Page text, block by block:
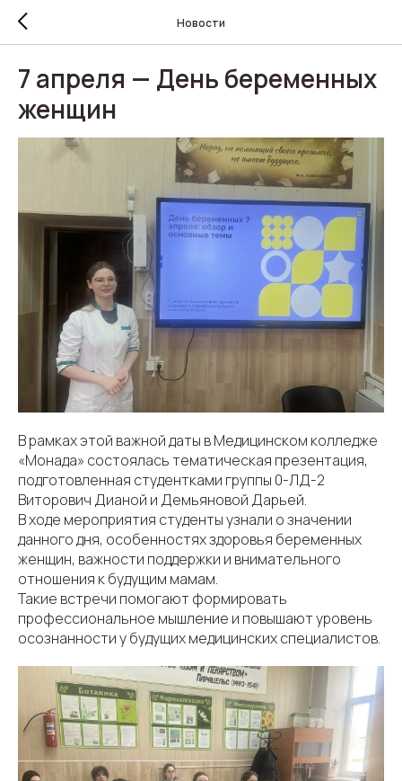
Новости
7 апреля — День беременных
женщин
В рамках этой важной даты в Медицинском колледже
«Монада» состоялась тематическая презентация,
подготовленная студентками группы 0-ЛД-2
Виторович Дианой и Демьяновой Дарьей.
В ходе мероприятия студенты узнали о значении
данного дня, особенностях здоровья беременных
женщин, важности поддержки и внимательного
отношения к будущим мамам.
Такие встречи помогают формировать
профессиональное мышление и повышают уровень
осознанности у будущих медицинских специалистов.